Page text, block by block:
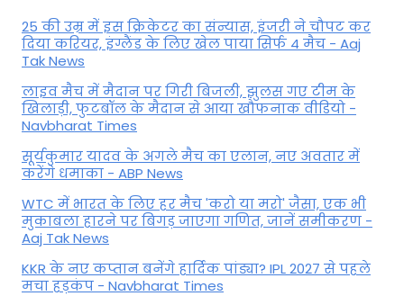
25 की उम्र में इस क्रिकेटर का संन्यास, इंजरी ने चौपट कर
दिया करियर, इंग्लैंड के लिए खेल पाया सिर्फ 4 मैच - Aaj
Tak News
लाइव मैच में मैदान पर गिरी बिजली, झुलस गए टीम के
खिलाड़ी, फुटबॉल के मैदान से आया खौफनाक वीडियो -
Navbharat Times
सूर्यकुमार यादव के अगले मैच का एलान, नए अवतार में
करेंगे धमाका - ABP News
WTC में भारत के लिए हर मैच 'करो या मरो' जैसा, एक भी
मुकाबला हारने पर बिगड़ जाएगा गण‍ित, जानें समीकरण -
Aaj Tak News
KKR के नए कप्तान बनेंगे हार्दिक पांड्या? IPL 2027 से पहले
मचा हड़कंप - Navbharat Times